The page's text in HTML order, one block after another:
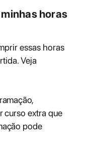
horas
essas horas
Veja
curso extra que
pode